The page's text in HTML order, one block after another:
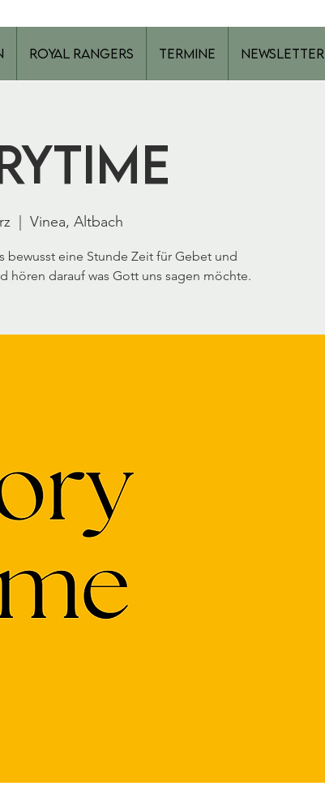
Royal Rangers Termine Newsletter
Vinea, Altbach
bewusst eine Stunde Zeit für Gebet und
hören darauf was Gott uns sagen möchte.